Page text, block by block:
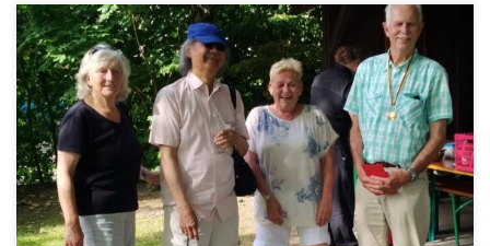
Sommerfest 2022 Hallo zusammen hier könnt Ihr ein paar
Bilder vom Sommerfest 2022 sehen. Leider wirklich nur ein
paar weil vom Fotografen die Speicherkarte leider defekt war.
Wir haben aber noch ein Video von einem
Geburtstagsständchen retten können, und noch ein paar Bilder.
Zusammengefunden für eine Fahrradtour zum Minigolfplatz
[…]